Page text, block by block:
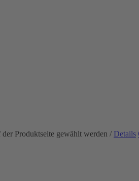
Produktseite gewählt werden / Details